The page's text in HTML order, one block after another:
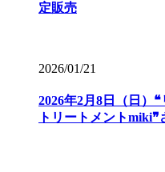
定販売
2026/01/21
2026年2月8日（日）
トリートメントmiki❞